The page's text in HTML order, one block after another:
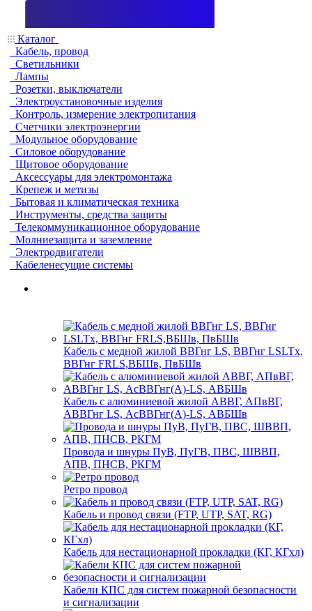
Каталог
Кабель, провод
Светильники
Лампы
Розетки, выключатели
Электроустановочные изделия
Контроль, измерение электропитания
Счетчики электроэнергии
Модульное оборудование
Силовое оборудование
Щитовое оборудование
Аксессуары для электромонтажа
Крепеж и метизы
Бытовая и климатическая техника
Инструменты, средства защиты
Телекоммуникационное оборудование
Молниезащита и заземление
Электродвигатели
Кабеленесущие системы
Кабель с медной жилой ВВГнг LS, ВВГнг LSLTx,
ВВГнг FRLS,ВБШв, ПвБШв
Кабель с алюминиевой жилой АВВГ, АПвВГ,
АВВГнг LS, АсВВГнг(А)-LS, АВБШв
Провода и шнуры ПуВ, ПуГВ, ПВС, ШВВП,
АПВ, ПНСВ, РКГМ
Ретро провод
Кабель и провод связи (FTP, UTP, SAT, RG)
Кабель для нестационарной прокладки (КГ, КГхл)
Кабели КПС для систем пожарной безопасности
и сигнализации